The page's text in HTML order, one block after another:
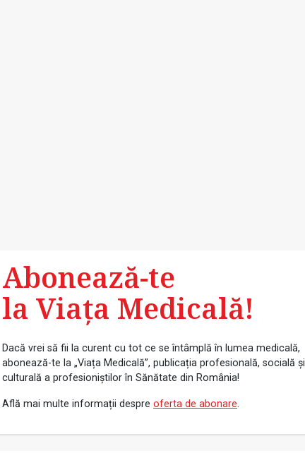
Abonează-te
la Viața Medicală!
Dacă vrei să fii la curent cu tot ce se întâmplă în lumea medicală,
abonează-te la „Viața Medicală”, publicația profesională, socială și
culturală a profesioniștilor în Sănătate din România!
Află mai multe informații despre oferta de abonare.